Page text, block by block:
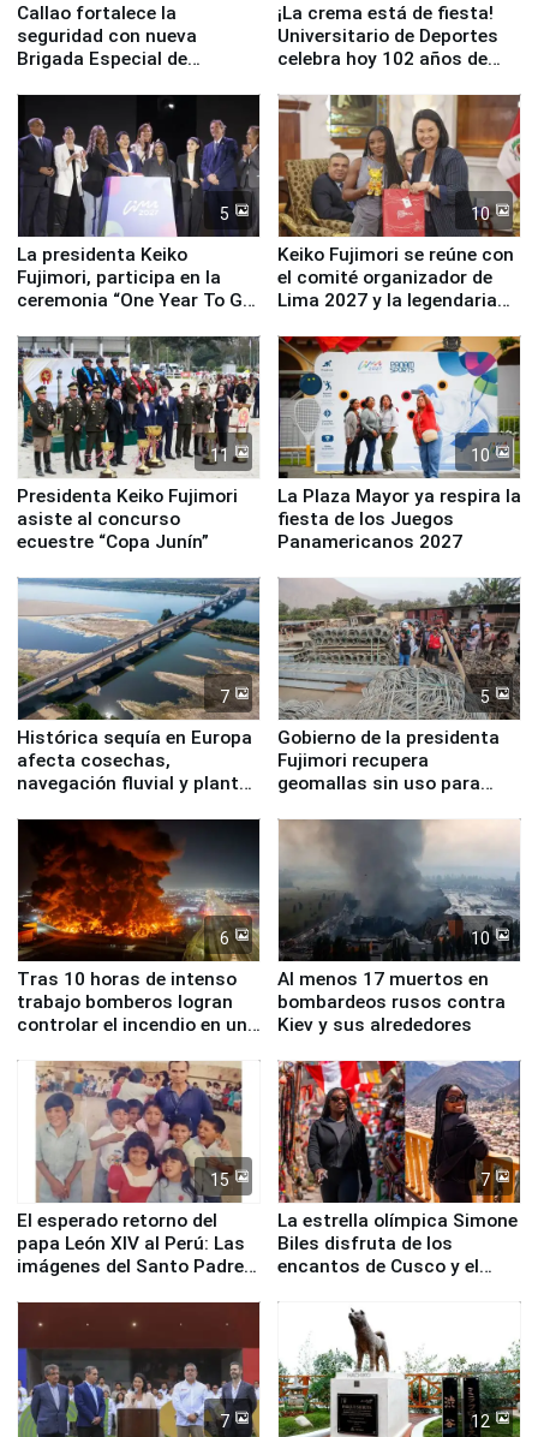
Callao fortalece la
seguridad con nueva
Brigada Especial de
equipamiento para
Serenazgo
¡La crema está de fiesta!
Universitario de Deportes
celebra hoy 102 años de
5
La presidenta Keiko
Fujimori, participa en la
ceremonia “One Year To Go
10
Keiko Fujimori se reúne con
el comité organizador de
Lima 2027 y la legendaria
11
Presidenta Keiko Fujimori
asiste al concurso
ecuestre “Copa Junín”
10
La Plaza Mayor ya respira la
fiesta de los Juegos
Panamericanos 2027
7
Histórica sequía en Europa
afecta cosechas,
navegación fluvial y plantas
5
Gobierno de la presidenta
Fujimori recupera
geomallas sin uso para
Fenómeno El Niño
6
Tras 10 horas de intenso
trabajo bomberos logran
controlar el incendio en una
de Chile
10
Al menos 17 muertos en
bombardeos rusos contra
Kiev y sus alrededores
15
El esperado retorno del
papa León XIV al Perú: Las
imágenes del Santo Padre
7
La estrella olímpica Simone
Biles disfruta de los
encantos de Cusco y el
7 12